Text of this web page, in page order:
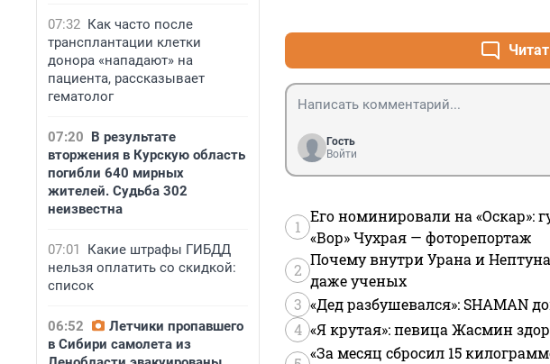
07:32 Как часто после
трансплантации клетки
донора «нападают» на
пациента, рассказывает
гематолог
07:20 В результате
вторжения в Курскую область
погибли 640 мирных
жителей. Судьба 302
неизвестна
07:01
Какие штрафы ГИБДД
нельзя оплатить со скидкой:
список
06:52
Летчики пропавшего
в Сибири самолета из
Гость
Войти
1
Его номинировали на «Оскар»:
«Вор» Чухрая — фоторепортаж
2
Почему внутри Урана и
даже ученых
3 «Дед разбушевался»: SHAMAN
4 «Я крутая»: певица Жасмин
«За месяц сбросил 15